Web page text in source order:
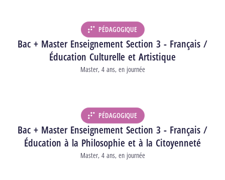
Bac + Master Enseignement Section 3 - Français /
Éducation Culturelle et Artistique
DÉPARTEMENT :
PÉDAGOGIQUE
Type d’études
Master 4 ans en journée
Bac + Master Enseignement Section 3 - Français /
Éducation à la Philosophie et à la Citoyenneté
DÉPARTEMENT :
PÉDAGOGIQUE
Type d’études
Master 4 ans en journée